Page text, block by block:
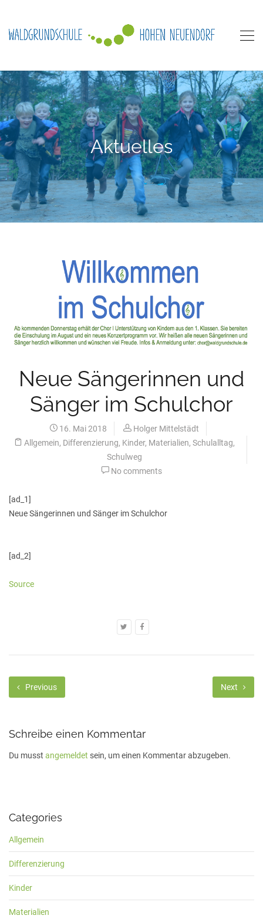
Aktuelles
Neue Sängerinnen und
Sänger im Schulchor
16. Mai 2018
Holger Mittelstädt
Allgemein, Differenzierung, Kinder, Materialien, Schulalltag,
Schulweg
No comments
[ad_1]
Neue Sängerinnen und Sänger im Schulchor
[ad_2]
Source
Previous Next
Schreibe einen Kommentar
Du musst angemeldet sein, um einen Kommentar abzugeben.
Categories
Allgemein
Differenzierung
Kinder
Materialien